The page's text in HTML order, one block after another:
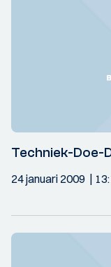
Techniek-Doe-
24 januari 2009